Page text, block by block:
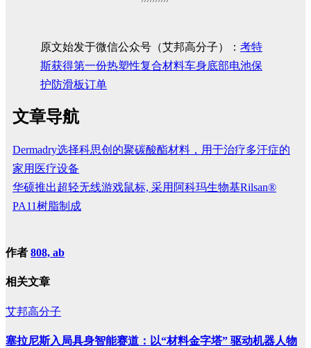
原文始发于微信公众号（艾邦高分子）： 考特
斯​获得第一份热塑性复合材料车身底部电池保
护防滑板订单
文章导航
Dermadry选择科思创的聚碳酸酯材料，用于治疗多汗症的
家用医疗设备
华硕推出超轻无线游戏鼠标, 采用阿科玛生物基Rilsan®
PA11树脂制成
作者 808, ab
相关文章
艾邦高分子
塞拉尼斯入局具身智能赛道：以“材料金字塔” 驱动机器人物